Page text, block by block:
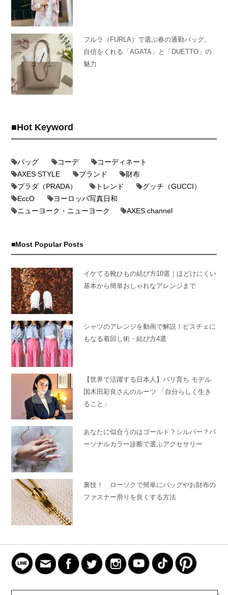
フルラ（FURLA）で選ぶ春の通勤バッグ。
自信をくれる「AGATA」と「DUETTO」の
魅力
Hot Keyword
バッグ コーデ
コーディネート
AXES STYLE
ブランド
財布
プラダ（PRADA）
トレンド
グッチ（GUCCI）
EccO
ヨーロッパ写真日和
ニューヨーク・ニューヨーク
AXES channel
Most Popular Posts
イケてる靴ひもの結び方10選｜ほどけにくい
基本から簡単おしゃれなアレンジまで
シャツのアレンジを動画で解説！ビスチェに
もなる着回し術・結び方4選
【世界で活躍する日本人】パリ育ち モデル
国木田彩良さんのルーツ 「自分らしく生き
ること」
あなたに似合うのはゴールド？シルバー？パ
ーソナルカラー診断で選ぶアクセサリー
裏技！ ローソクで簡単にバッグやお財布の
ファスナー滑りを良くする方法